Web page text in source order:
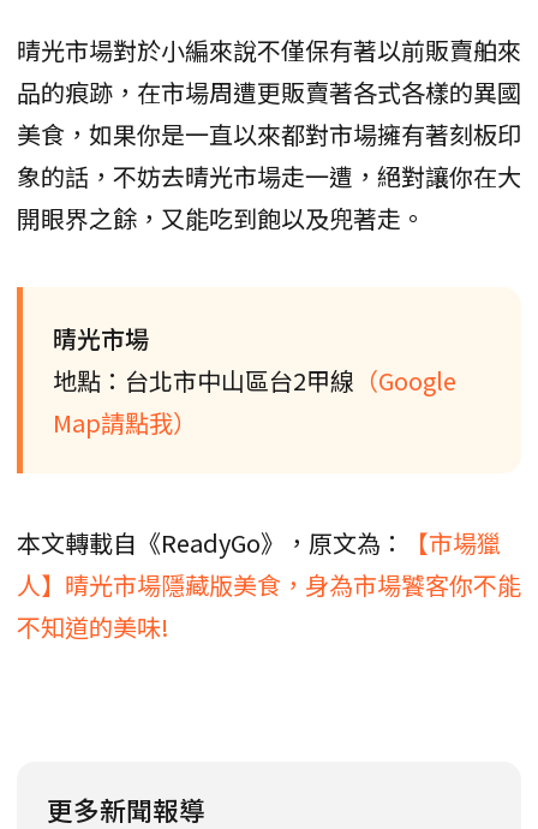
晴光市場對於小編來說不僅保有著以前販賣舶來
品的痕跡，在市場周遭更販賣著各式各樣的異國
美食，如果你是一直以來都對市場擁有著刻板印
象的話，不妨去晴光市場走一遭，絕對讓你在大
開眼界之餘，又能吃到飽以及兜著走。
晴光市場
地點：台北市中山區台2甲線 （Google
Map請點我）
本文轉載自《ReadyGo》，原文為：
【市場獵
人】晴光市場隱藏版美食，身為市場饕客你不能
不知道的美味!
更多新聞報導